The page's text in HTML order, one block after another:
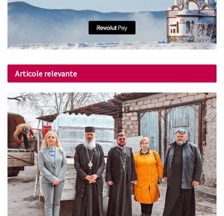
Articole relevante